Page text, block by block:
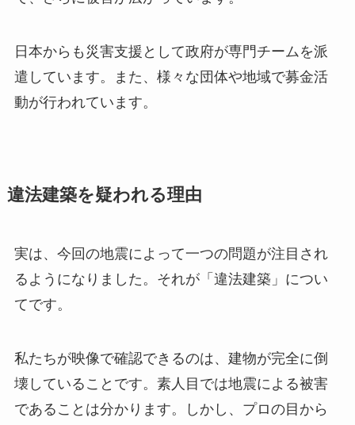
日本からも災害支援として政府が専門チームを派
遣しています。また、様々な団体や地域で募金活
動が行われています。
違法建築を疑われる理由
実は、今回の地震によって一つの問題が注目され
るようになりました。それが「違法建築」につい
てです。
私たちが映像で確認できるのは、建物が完全に倒
壊していることです。素人目では地震による被害
であることは分かります。しかし、プロの目から